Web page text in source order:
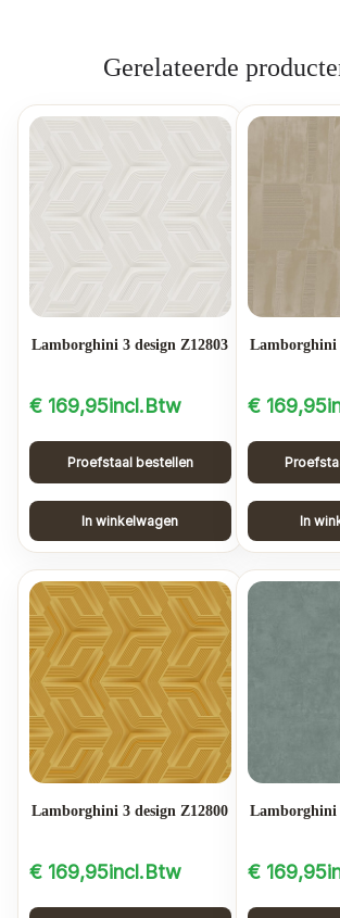
Gerelateerde
Lamborghini 3 design Z12803
€ 169,95incl.Btw
Proefstaal bestellen
In winkelwagen
Lamborghini
€169,95
In
Lamborghini 3 design Z12800
€ 169,95incl.Btw
Lamborghini
€169,95